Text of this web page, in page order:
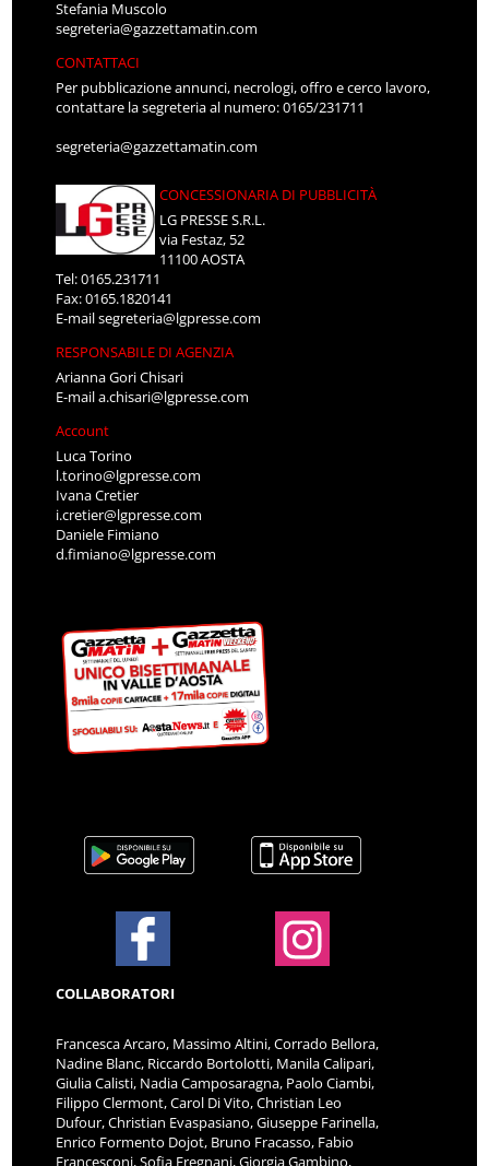
Stefania Muscolo
segreteria@gazzettamatin.com
CONTATTACI
Per pubblicazione annunci, necrologi, offro e cerco lavoro,
contattare la segreteria al numero: 0165/231711
segreteria@gazzettamatin.com
CONCESSIONARIA DI PUBBLICITÀ
LG PRESSE S.R.L.
via Festaz, 52
11100 AOSTA
Tel: 0165.231711
Fax: 0165.1820141
E-mailsegreteria@lgpresse.com
RESPONSABILE DI AGENZIA
Arianna Gori Chisari
E-maila.chisari@lgpresse.com
Account
Luca Torino
l.torino@lgpresse.com
Ivana Cretier
i.cretier@lgpresse.com
Daniele Fimiano
d.fimiano@lgpresse.com
COLLABORATORI
Francesca Arcaro, Massimo Altini, Corrado Bellora,
Nadine Blanc, Riccardo Bortolotti, Manila Calipari,
Giulia Calisti, Nadia Camposaragna, Paolo Ciambi,
Filippo Clermont, Carol Di Vito, Christian Leo
Dufour, Christian Evaspasiano, Giuseppe Farinella,
Enrico Formento Dojot, Bruno Fracasso, Fabio